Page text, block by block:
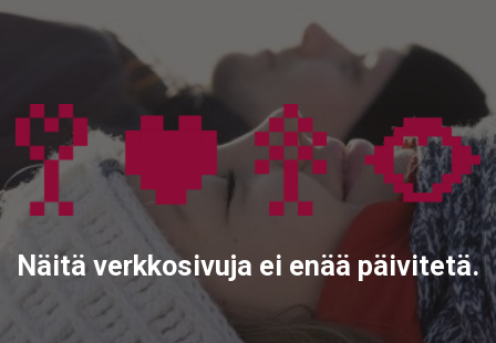
Näitä verkkosivuja ei enää päivitetä.